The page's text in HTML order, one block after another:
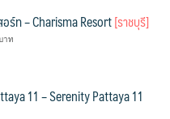
ร์ท – Charisma Resort[ราชบุรี]
าท
11 – Serenity Pattaya 11